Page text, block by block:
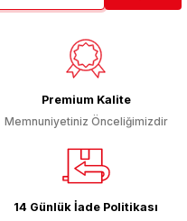
Premium Kalite
Memnuniyetiniz Önceliğimizdir
14 Günlük İade Politikası